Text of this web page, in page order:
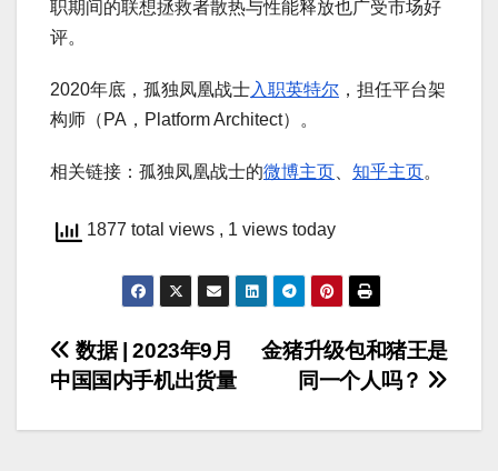
职期间的联想拯救者散热与性能释放也广受市场好
评。
2020年底，孤独凤凰战士入职英特尔 ，担任平台架
构师（PA，Platform Architect）。
相关链接：孤独凤凰战士的微博主页 知乎主页。
1877 total views , 1 views today
文
章
金猪升级包和猪王是
同一个人吗？
数据 | 2023年9月
中国国内手机出货量